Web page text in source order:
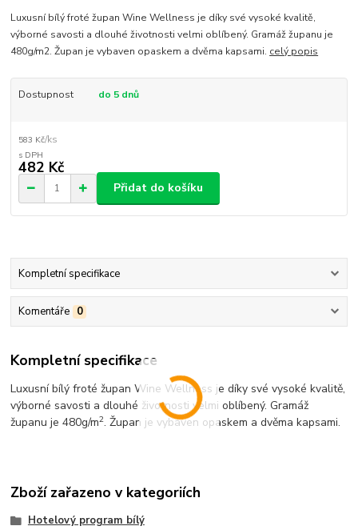
Luxusní bílý froté župan Wine Wellness je díky své vysoké kvalitě,
výborné savosti a dlouhé životnosti velmi oblíbený. Gramáž županu je
480g/m2. Župan je vybaven opaskem a dvěma kapsami. celý popis
Dostupnost do 5 dnů
583 Kč/ks
482 Kč
Přidat do košíku
Kompletní specifikace
Komentáře 0
Kompletní specifikace
Luxusní bílý froté župan Wine Wellness je díky své vysoké kvalitě,
výborné savosti a dlouhé životnosti velmi oblíbený. Gramáž
županu je 480g/m2. Župan je vybaven opaskem a dvěma kapsami.
Zboží zařazeno v kategoriích
Hotelový program bílý